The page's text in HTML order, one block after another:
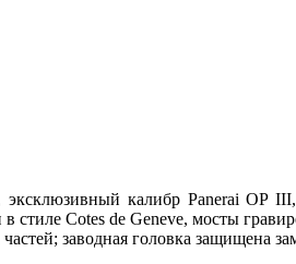
эксклюзивный калибр Panerai
стиле Cotes de Geneve, мосты
заводная головка защищена